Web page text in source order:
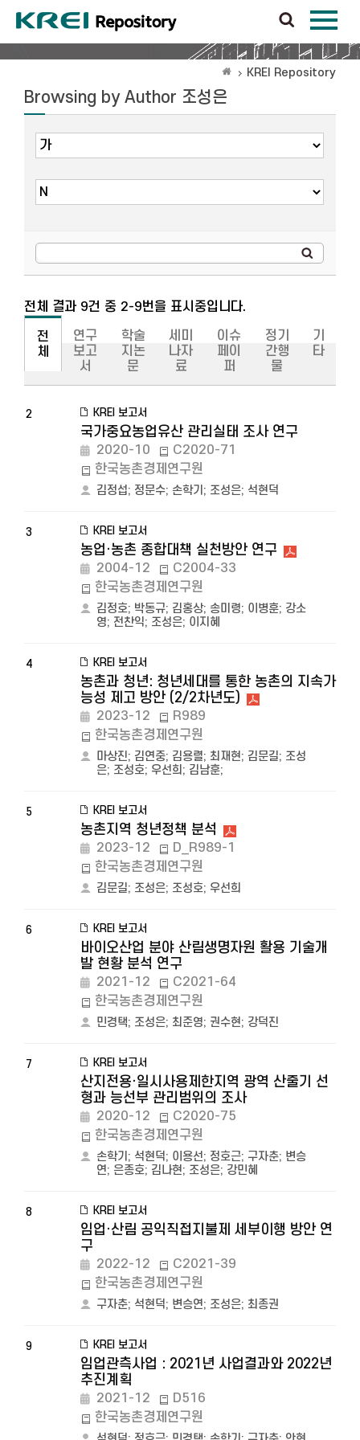
KREI Repository
Browsing by Author 조성은
전체 결과 9건 중 2-9번을 표시중입니다.
전
체
연구
보고
서
학술
지논
문
세미
나자
료
이슈
페이
퍼
정기
간행
물
기
타
2 KREI 보고서
국가중요농업유산 관리실태 조사 연구
2020-10
C2020-71
한국농촌경제연구원
김정섭; 정문수; 손학기 ; 조성은; 석현덕
3 KREI 보고서
농업·농촌 종합대책 실천방안 연구
2004-12
C2004-33
한국농촌경제연구원
김정호; 박동규; 김홍상; 송미령; 이병훈; 강소
영; 전찬익; 조성은; 이지혜
4 KREI 보고서
농촌과 청년: 청년세대를 통한 농촌의 지속가
능성 제고 방안 (2/2차년도)
2023-12
R989
한국농촌경제연구원
마상진; 김연중; 김용렬; 최재현; 김문길; 조성
은; 조성호; 우선희 ; 김남훈;
5 KREI 보고서
농촌지역 청년정책 분석
2023-12
D_R989-1
한국농촌경제연구원
김문길; 조성은; 조성호; 우선희
6 KREI 보고서
바이오산업 분야 산림생명자원 활용 기술개
발 현황 분석 연구
2021-12
C2021-64
한국농촌경제연구원
민경택; 조성은; 최준영; 권수현; 강덕진
7 KREI 보고서
산지전용·일시사용제한지역 광역 산줄기 선
형과 능선부 관리범위의 조사
2020-12
C2020-75
한국농촌경제연구원
손학기 ; 석현덕; 이용선; 정호근; 구자춘; 변승
연; 은종호; 김나현; 조성은; 강민혜
8 KREI 보고서
임업·산림 공익직접지불제 세부이행 방안 연
구
2022-12
C2021-39
한국농촌경제연구원
구자춘; 석현덕; 변승연; 조성은; 최종권
9 KREI 보고서
임업관측사업 : 2021년 사업결과와 2022년
추진계획
2021-12
D516
한국농촌경제연구원